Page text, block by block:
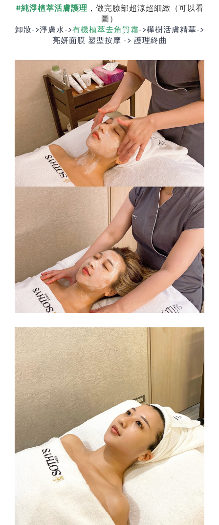
#純淨植萃活膚護理 ，做完臉部超涼超細緻（可以看
圖）
卸妝->淨膚水->有機植萃去角質霜->樺樹活膚精華->
亮妍面膜 塑型按摩 -> 護理終曲